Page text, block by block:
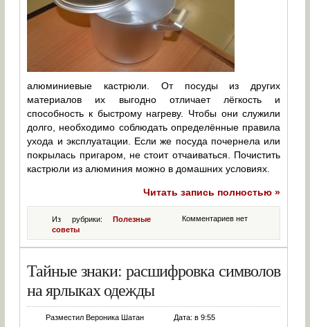
алюминиевые кастрюли. От посуды из других
материалов их выгодно отличает лёгкость и
способность к быстрому нагреву. Чтобы они служили
долго, необходимо соблюдать определённые правила
ухода и эксплуатации. Если же посуда почернела или
покрылась пригаром, не стоит отчаиваться. Почистить
кастрюли из алюминия можно в домашних условиях.
Читать запись полностью »
Комментариев нет
Из рубрики:Полезные
советы
Тайные знаки: расшифровка символов
на ярлыках одежды
Разместил Вероника Шатан Дата: в 9:55